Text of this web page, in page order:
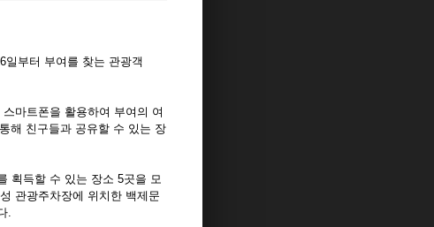
일부터 부여를 찾는 관광객
마트폰을 활용하여 부여의 여
해 친구들과 공유할 수 있는 장
획득할 수 있는 장소 5곳을 모
관광주차장에 위치한 백제문
.